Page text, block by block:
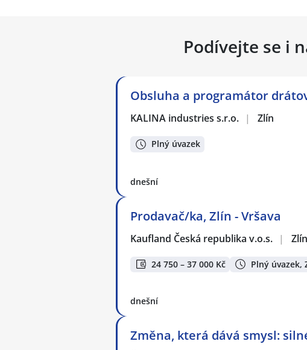
Podívejte se i
Obsluha a programátor
KALINA industries s.r.o. | Zlín
Plný úvazek
dnešní
Prodavač/ka, Zlín - Vršava
Kaufland Česká republika v.o.s. | Zlín
24 750 – 37 000 Kč Plný úvazek,
dnešní
Změna, která dává smysl: